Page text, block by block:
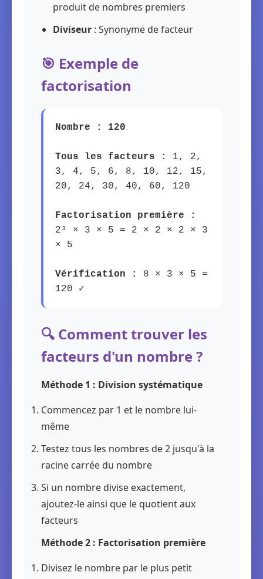
produit de nombres premiers
Diviseur : Synonyme de facteur
🎯 Exemple de
factorisation
Nombre : 120
Tous les facteurs :
1, 2,
3, 4, 5, 6, 8, 10, 12, 15,
20, 24, 30, 40, 60, 120
Factorisation première :
2³ × 3 × 5 = 2 × 2 × 2 × 3
× 5
Vérification :
8 × 3 × 5 =
120 ✓
🔍 Comment trouver les
facteurs d'un nombre ?
Méthode 1 : Division systématique
Commencez par 1 et le nombre lui-
même
Testez tous les nombres de 2 jusqu'à la
racine carrée du nombre
Si un nombre divise exactement,
ajoutez-le ainsi que le quotient aux
facteurs
Méthode 2 : Factorisation première
Divisez le nombre par le plus petit